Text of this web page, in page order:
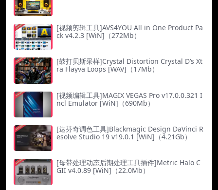
[视频剪辑工具]AVS4YOU All in One Product Pa
ck v4.2.3 [WiN]（272Mb）
[鼓打贝斯采样]Crystal Distortion Crystal D’s Xt
ra Flayva Loops [WAV]（17Mb）
[视频编辑工具]MAGIX VEGAS Pro v17.0.0.321 I
ncl Emulator [WiN]（690Mb）
[达芬奇调色工具]Blackmagic Design DaVinci R
esolve Studio 19 v19.0.1 [WiN]（4.21Gb）
[母带处理动态后期处理工具插件]Metric Halo C
GII v4.0.89 [WiN]（22.0Mb）